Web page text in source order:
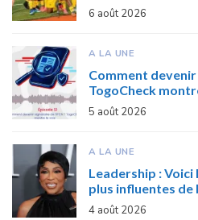
6 août 2026
A LA UNE
Comment devenir
TogoCheck
5 août 2026
A LA UNE
Leadership : Voici
plus influentes de
4 août 2026